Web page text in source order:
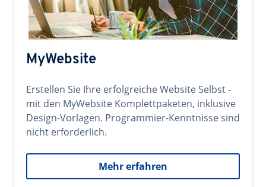
MyWebsite
Erstellen Sie Ihre erfolgreiche Website Selbst -
mit den MyWebsite Komplettpaketen, inklusive
Design-Vorlagen. Programmier-Kenntnisse sind
nicht erforderlich.
Mehr erfahren